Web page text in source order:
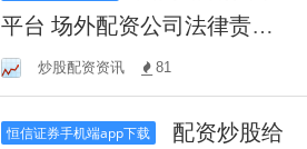
平台 场外配资公司法律责任
解析炒股配资资讯 81
恒信证券手机端app下载